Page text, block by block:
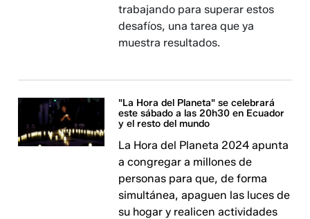
trabajando para superar estos
desafíos, una tarea que ya
muestra resultados.
"La Hora del Planeta" se celebrará
este sábado a las 20h30 en Ecuador
y el resto del mundo
La Hora del Planeta 2024 apunta
a congregar a millones de
personas para que, de forma
simultánea, apaguen las luces de
su hogar y realicen actividades